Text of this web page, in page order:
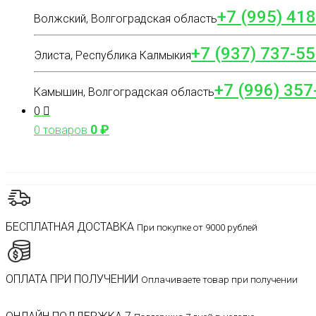
Волжский, Волгоградская область+7 (995)
Элиста, Республика Калмыкия+7 (937) 737-
Камышин, Волгоградская область+7 (996)
0
0 товаров 0₽
БЕСПЛАТНАЯ ДОСТАВКА При покупке от 9000 рублей
ОПЛАТА ПРИ ПОЛУЧЕНИИ Оплачиваете товар при получении